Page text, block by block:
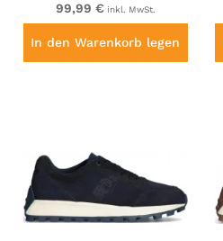
99,99 € inkl. MwSt.
In den Warenkorb legen